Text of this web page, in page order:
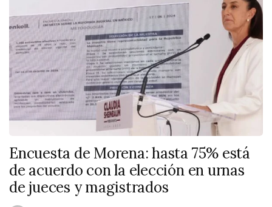
Encuesta de Morena: hasta 75% está
de acuerdo con la elección en urnas
de jueces y magistrados